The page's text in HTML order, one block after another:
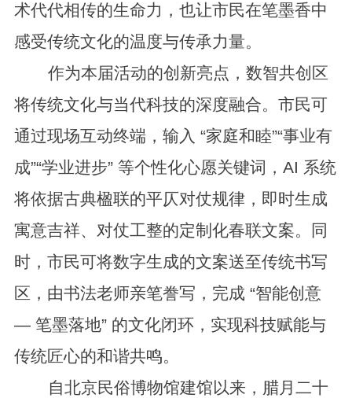
术代代相传的生命力，也让市民在笔墨香中
感受传统文化的温度与传承力量。
作为本届活动的创新亮点，数智共创区
将传统文化与当代科技的深度融合。市民可
通过现场互动终端，输入 “家庭和睦”“事业有
成”“学业进步” 等个性化心愿关键词，AI 系统
将依据古典楹联的平仄对仗规律，即时生成
寓意吉祥、对仗工整的定制化春联文案。同
时，市民可将数字生成的文案送至传统书写
区，由书法老师亲笔誊写，完成 “智能创意
— 笔墨落地” 的文化闭环，实现科技赋能与
传统匠心的和谐共鸣。
自北京民俗博物馆建馆以来，腊月二十